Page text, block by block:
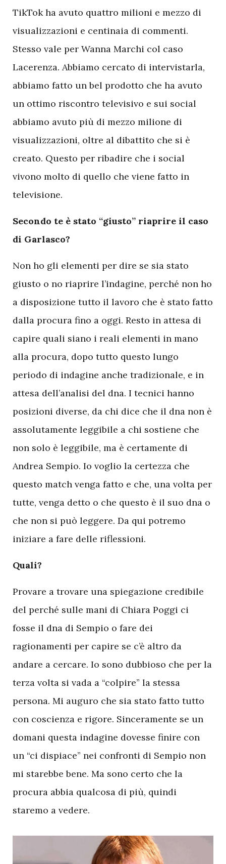
TikTok ha avuto quattro milioni e mezzo di
visualizzazioni e centinaia di commenti.
Stesso vale per Wanna Marchi col caso
Lacerenza. Abbiamo cercato di intervistarla,
abbiamo fatto un bel prodotto che ha avuto
un ottimo riscontro televisivo e sui social
abbiamo avuto più di mezzo milione di
visualizzazioni, oltre al dibattito che si è
creato. Questo per ribadire che i social
vivono molto di quello che viene fatto in
televisione.
Secondo te è stato “giusto” riaprire il caso
di Garlasco?
Non ho gli elementi per dire se sia stato
giusto o no riaprire l’indagine, perché non ho
a disposizione tutto il lavoro che è stato fatto
dalla procura fino a oggi. Resto in attesa di
capire quali siano i reali elementi in mano
alla procura, dopo tutto questo lungo
periodo di indagine anche tradizionale, e in
attesa dell’analisi del dna. I tecnici hanno
posizioni diverse, da chi dice che il dna non è
assolutamente leggibile a chi sostiene che
non solo è leggibile, ma è certamente di
Andrea Sempio. Io voglio la certezza che
questo match venga fatto e che, una volta per
tutte, venga detto o che questo è il suo dna o
che non si può leggere. Da qui potremo
iniziare a fare delle riflessioni.
Quali?
Provare a trovare una spiegazione credibile
del perché sulle mani di Chiara Poggi ci
fosse il dna di Sempio o fare dei
ragionamenti per capire se c’è altro da
andare a cercare. Io sono dubbioso che per la
terza volta si vada a “colpire” la stessa
persona. Mi auguro che sia stato fatto tutto
con coscienza e rigore. Sinceramente se un
domani questa indagine dovesse finire con
un “ci dispiace” nei confronti di Sempio non
mi starebbe bene. Ma sono certo che la
procura abbia qualcosa di più, quindi
staremo a vedere.